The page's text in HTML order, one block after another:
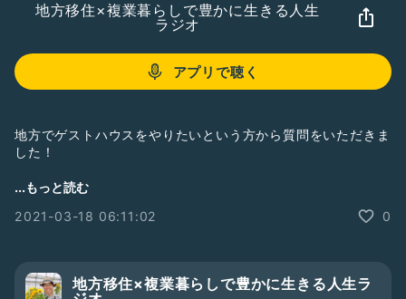
地方移住×複業暮らしで豊かに生きる人生
ラジオ
アプリで聴く
地方でゲストハウスをやりたいという方から質問をいただきま
した！
ゲストハウスを開きたい方だけに限らず、
のか
②コンセプトや場所を決めた／決まった経緯
...もっと読む
2021-03-18 06:11:02
0
地方移住×複業暮らしで豊かに生きる人生ラ